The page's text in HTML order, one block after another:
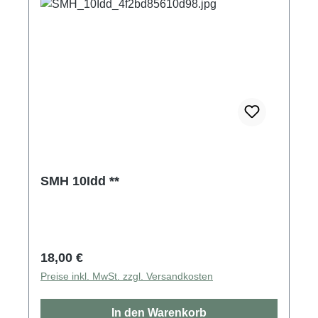
SMH 10Idd **
Regulärer Preis:
18,00 €
Preise inkl. MwSt. zzgl. Versandkosten
In den Warenkorb